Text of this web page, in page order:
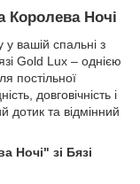
Королева Ночі
вашій спальні з
Gold Lux – однією
постільної
довговічність і
дотик та відмінний
Ночі" зі Бязі